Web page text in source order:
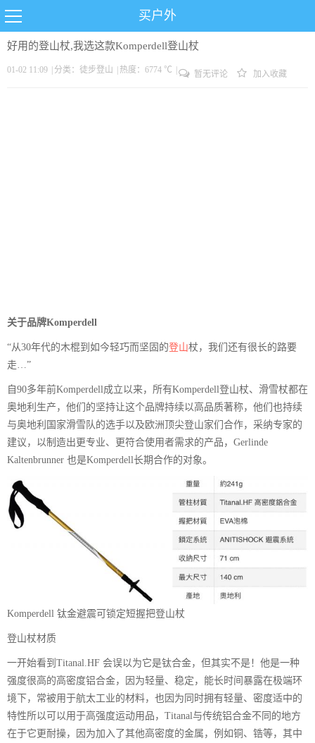
买户外
好用的登山杖,我选这款Komperdell登山杖
01-02 11:09 分类： 徒步登山 热度：6774 ℃ 暂无评论 加入收藏
关于品牌Komperdell
“从30年代的木棍到如今轻巧而坚固的登山杖，我们还有很长的路要
走…”
自90多年前Komperdell成立以来，所有Komperdell登山杖、滑雪杖都在
奥地利生产，他们的坚持让这个品牌持续以高品质著称，他们也持续
与奥地利国家滑雪队的选手以及欧洲顶尖登山家们合作，采纳专家的
建议，以制造出更专业、更符合使用者需求的产品，Gerlinde
Kaltenbrunner 也是Komperdell长期合作的对象。
Komperdell 钛金避震可锁定短握把登山杖
登山杖材质
一开始看到Titanal.HF 会误以为它是钛合金，但其实不是！他是一种
强度很高的高密度铝合金，因为轻量、稳定，能长时间暴露在极端环
境下，常被用于航太工业的材料，也因为同时拥有轻量、密度适中的
特性所以可以用于高强度运动用品，Titanal与传统铝合金不同的地方
在于它更耐操，因为加入了其他高密度的金属，例如铜、锆等，其中